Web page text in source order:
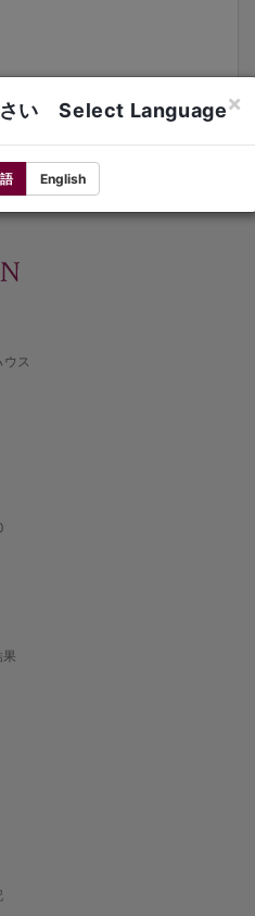
Céline Lévy）」鑑定書
ス
さい Select Language×
English